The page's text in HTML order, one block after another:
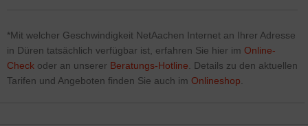
*Mit welcher Geschwindigkeit NetAachen Internet an Ihrer Adresse
in Düren tatsächlich verfügbar ist, erfahren Sie hier im Online-
Check oder an unserer Beratungs-Hotline. Details zu den aktuellen
Tarifen und Angeboten finden Sie auch im Onlineshop.